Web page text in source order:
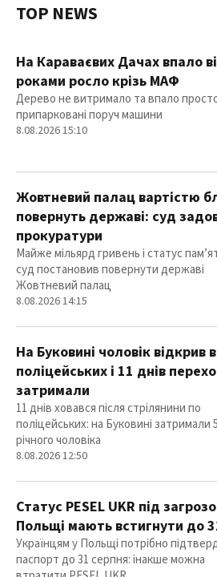
TOP NEWS
На Караваєвих Дачах впало
роками росло крізь МАФ
Дерево не витримало та впало
припарковані поруч машини
8.08.2026 15:10
Жовтневий палац вартістю
повернуть державі: суд
прокуратури
Майже мільярд гривень і статус
суд постановив повернути державі
Жовтневий палац
8.08.2026 14:15
На Буковині чоловік відкрив
поліцейських і 11 днів
затримали
11 днів ховався після стрілянини по
поліцейських: на Буковині затримали
річного чоловіка
8.08.2026 12:50
Статус PESEL UKR під
Польщі мають встигнути до
Українцям у Польщі потрібно
паспорт до 31 серпня: інакше можна